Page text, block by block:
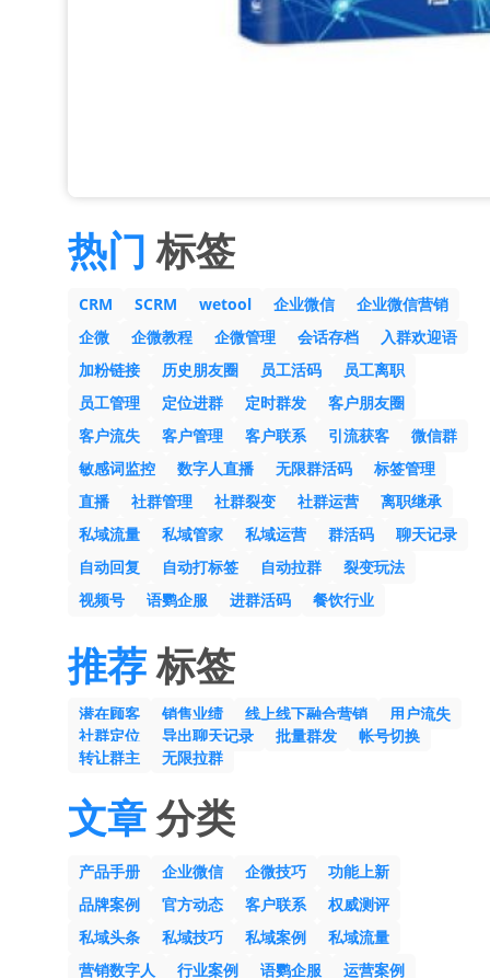
热门 标签
CRM SCRM wetool 企业微信
企业微信营销
企微
企微教程 企微管理 会话存档
入群欢迎语
加粉链接
历史朋友圈 员工活码
员工离职
员工管理
定位进群 定时群发
客户朋友圈
客户流失
客户管理 客户联系 引流获客
微信群
敏感词监控
数字人直播 无限群活码
标签管理
直播
社群管理 社群裂变 社群运营
离职继承
私域流量
私域管家 私域运营 群活码
聊天记录
自动回复
自动打标签 自动拉群
裂变玩法
视频号
语鹦企服 进群活码 餐饮行业
推荐标签
潜在顾客 销售业绩 线上线下融合营销
用户流失
社群定位
导出聊天记录 批量群发
帐号切换
转让群主
无限拉群
文章分类
产品手册 企业微信 企微技巧
功能上新
品牌案例
官方动态 客户联系
权威测评
私域头条
私域技巧 私域案例
私域流量
营销数字人
行业案例 语鹦企服 运营案例